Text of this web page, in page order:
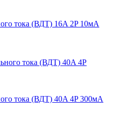
тока (ВДТ) 16A 2P 10мА
тока (ВДТ) 40A 4P 300мА